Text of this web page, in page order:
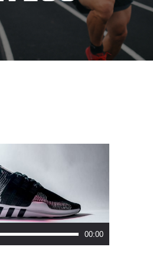
00:00